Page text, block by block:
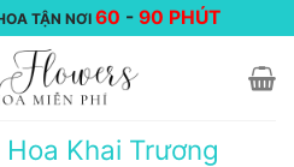
TẬN NƠI 60 -90 PHÚT
Khai Trương